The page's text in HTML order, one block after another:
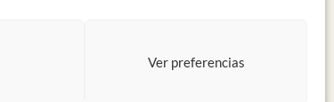
Ver preferencias